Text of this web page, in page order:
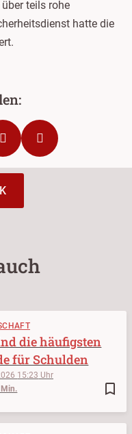
teils rohe
hatte die
bookmark_border
15:23
die häufigsten
für Schulden